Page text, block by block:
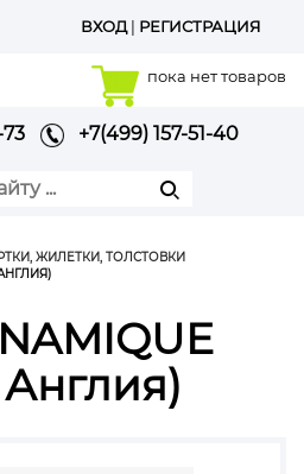
ВХОД| РЕГИСТРАЦИЯ
пока нет товаров
+7(499) 157-51-40
ЖИЛЕТКИ, ТОЛСТОВКИ